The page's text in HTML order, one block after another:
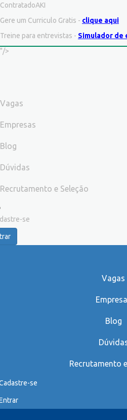
ContratadoAKI
Gere um Curriculo Gratis - clique aqui
Treine para entrevistas - Simulador de
"/>
Vagas
Empresas
Blog
Dúvidas
Recrutamento e Seleção
se
Vagas
Blog
Recrutamento
se